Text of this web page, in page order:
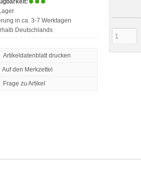
in ca. 3-7 Werktagen
Deutschlands
Artikeldatenblatt drucken
Frage zu Artikel